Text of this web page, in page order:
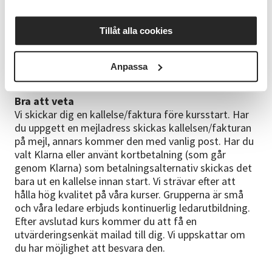
Tillåt alla cookies
Anpassa
Ha gärna inneskor och bekväma kläder.
Kursledare
Kerstin Carlsson, hälsoinspiratör och
Linedanceinstruktör Marie Lander, Dansinstruktör
Bra att veta
Vi skickar dig en kallelse/faktura före kursstart. Har
du uppgett en mejladress skickas kallelsen/fakturan
på mejl, annars kommer den med vanlig post. Har du
valt Klarna eller använt kortbetalning (som går
genom Klarna) som betalningsalternativ skickas det
bara ut en kallelse innan start. Vi strävar efter att
hålla hög kvalitet på våra kurser. Grupperna är små
och våra ledare erbjuds kontinuerlig ledarutbildning.
Efter avslutad kurs kommer du att få en
utvärderingsenkät mailad till dig. Vi uppskattar om
du har möjlighet att besvara den.